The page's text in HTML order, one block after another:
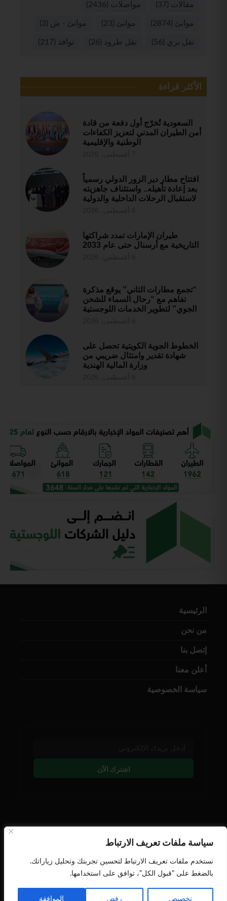
سياسة ملفات تعريف الارتباط
نستخدم ملفات تعريف الارتباط لتحسين تجربتك وتحليل زياراتك.
بالضغط على "قبول الكل"، توافق على استخدامها.
تخصيص رفض الموافقة
مقالات (37) مواصلات (2436)
موانئ (2874) موانئ (23) موانئ - ش (3)
نقل بري (56) نقل طرود (26) نوافذ (217)
الأكثر قراءة
السعودية تُخرّج أول دفعة من قادة
أمن الطيران المدني لتعزيز الكفاءات
الوطنية والإقليمية
افتتاح مطار دير الزور الدولي رسمياً
بعد إعادة تأهيله.. واستئناف جاهزيته
لاستقبال الرحلات الداخلية والدولية
طيران الإمارات تمدد شراكتها
التاريخية مع أرسنال حتى عام 2033
“تجمع مطارات الثاني” يوقع مذكرة
تفاهم مع “رحال السماء للشحن
الجوي” لتطوير الخدمات اللوجستية
الخطوط الجوية الكويتية تحصل على
شهادة تقدير وامتثال ضريبي من
وزارة المالية الهندية
الرئيسية
من نحن
إتصل بنا
أعلن معنا
سياسة الخصوصية
اشترك الآن